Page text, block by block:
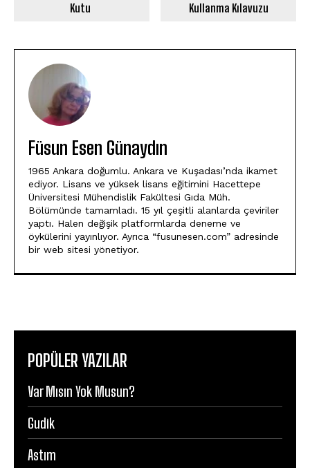
Kutu Kullanma Kılavuzu
Füsun Esen Günaydın
1965 Ankara doğumlu. Ankara ve Kuşadası’nda ikamet
ediyor. Lisans ve yüksek lisans eğitimini Hacettepe
Üniversitesi Mühendislik Fakültesi Gıda Müh.
Bölümünde tamamladı. 15 yıl çeşitli alanlarda çeviriler
yaptı. Halen değişik platformlarda deneme ve
öykülerini yayınlıyor. Ayrıca “fusunesen.com” adresinde
bir web sitesi yönetiyor.
POPÜLER YAZILAR
Var Mısın Yok Musun?
Gudik
Astım